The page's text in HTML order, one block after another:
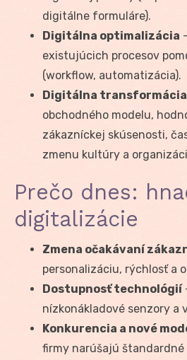
digitálne formuláre).
Digitálna optimalizácia
existujúcich procesov
(workflow, automatizácia).
Digitálna transformácia
obchodného modelu,
zákazníckej skúsenosti,
zmenu kultúry a
Prečo dnes:
digitalizácie
Zmena očakávaní
personalizáciu, rýchlosť a
Dostupnosť technológií
nízkonákladové senzory a
Konkurencia a nové
firmy narúšajú štandardné